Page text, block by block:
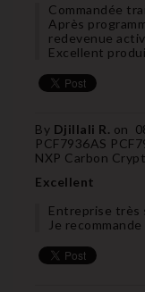
Commandée
Après
redevenue
Excellent
By Djillali R. on
PCF7936AS
NXP Carbon
Excellent
Entreprise très
Je